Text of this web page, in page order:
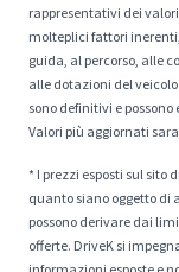
rappresentativi dei
molteplici fattori
guida, al percorso, alle
alle dotazioni del
sono definitivi e
Valori più aggiornati
* I prezzi esposti sul sito
quanto siano oggetto di
possono derivare dai
offerte. DriveK si